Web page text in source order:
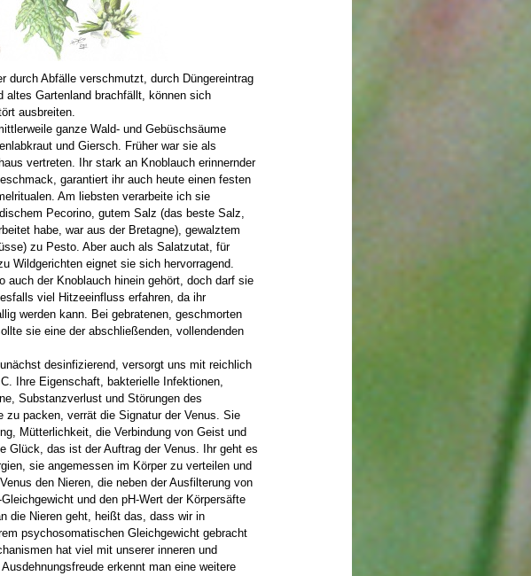
durch Abfälle verschmutzt, durch Düngereintrag
altes Gartenland brachfällt, können sich
ausbreiten.
ganze Wald- und Gebüschsäume
und Giersch. Früher war sie als
vertreten. Ihr stark an Knoblauch erinnernder
garantiert ihr auch heute einen festen
Am liebsten verarbeite ich sie
Pecorino, gutem Salz (das beste Salz,
habe, war aus der Bretagne), gewalztem
zu Pesto. Aber auch als Salatzutat, für
Wildgerichten eignet sie sich hervorragend.
auch der Knoblauch hinein gehört, doch darf sie
viel Hitzeeinfluss erfahren, da ihr
werden kann. Bei gebratenen, geschmorten
sie eine der abschließenden, vollendenden
desinfizierend, versorgt uns mit reichlich
Ihre Eigenschaft, bakterielle Infektionen,
Substanzverlust und Störungen des
zu packen, verrät die Signatur der Venus. Sie
Mütterlichkeit, die Verbindung von Geist und
Glück, das ist der Auftrag der Venus. Ihr geht es
sie angemessen im Körper zu verteilen und
den Nieren, die neben der Ausfilterung von
und den pH-Wert der Körpersäfte
die Nieren geht, heißt das, dass wir in
psychosomatischen Gleichgewicht gebracht
hat viel mit unserer inneren und
erkennt man eine weitere